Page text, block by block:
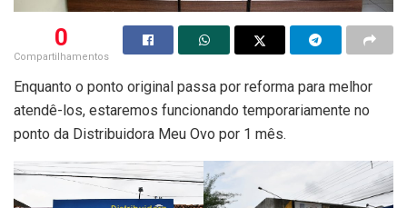
0
Compartilhamentos
Enquanto o ponto original passa por reforma para melhor
atendê-los, estaremos funcionando temporariamente no
ponto da Distribuidora Meu Ovo por 1 mês.